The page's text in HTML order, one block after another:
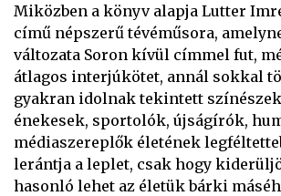
Miközben a könyv alapja Lutter
című népszerű tévéműsora,
változata Soron kívül címmel fut,
átlagos interjúkötet, annál sokkal
gyakran idolnak tekintett
énekesek, sportolók, újságírók,
médiaszereplők életének
lerántja a leplet, csak hogy
hasonló lehet az életük bárki